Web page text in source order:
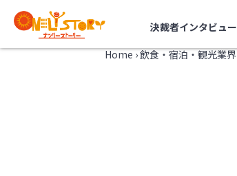
決裁者インタビュー
Home ›飲食・宿泊・観光業界